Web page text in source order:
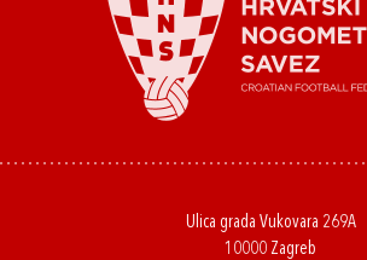
Ulica grada Vukovara 269A
10000 Zagreb